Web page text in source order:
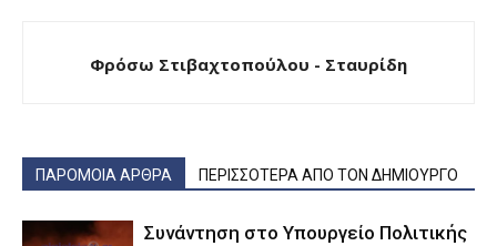
Φρόσω Στιβαχτοπούλου - Σταυρίδη
ΠΑΡΟΜΟΙΑ ΑΡΘΡΑ ΠΕΡΙΣΣΟΤΕΡΑ ΑΠΟ ΤΟΝ ΔΗΜΙΟΥΡΓΟ
Συνάντηση στο Υπουργείο Πολιτικής